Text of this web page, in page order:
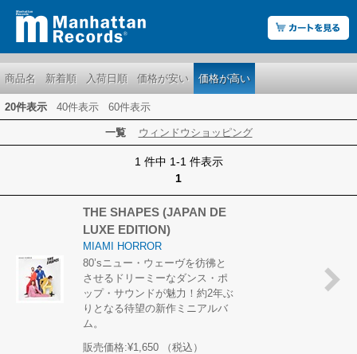
商品名 新着順 入荷日順 価格が安い 価格が高い
20件表示 40件表示 60件表示
一覧 ウィンドウショッピング
1 件中 1-1 件表示
1
THE SHAPES (JAPAN DE
LUXE EDITION)
MIAMI HORROR
80’sニュー・ウェーヴを彷彿と
させるドリーミーなダンス・ポ
ップ・サウンドが魅力！約2年ぶ
りとなる待望の新作ミニアルバ
ム。
販売価格:¥1,650 （税込）